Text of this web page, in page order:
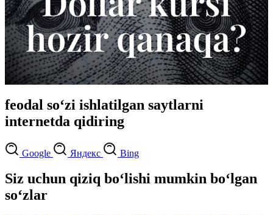
feodal so‘zi ishlatilgan saytlarni
internetda qidiring
Google Яндекс Bing
Siz uchun qiziq bo‘lishi mumkin bo‘lgan
so‘zlar